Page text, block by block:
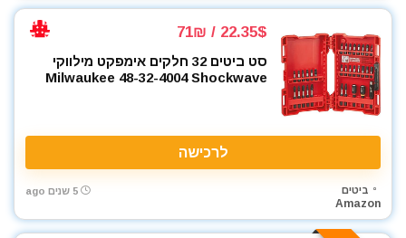
22.35$ / 71₪
סט ביטים 32 חלקים אימפקט מילווקי
Milwaukee 48-32-4004 Shockwave
לרכישה
ביטים
Amazon
5 שנים ago